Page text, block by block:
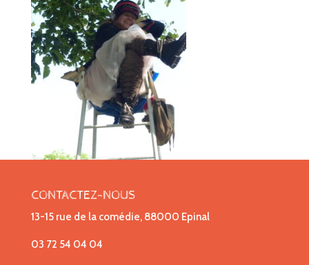
CONTACTEZ-NOUS
13-15 rue de la comédie, 88000 Epinal
03 72 54 04 04